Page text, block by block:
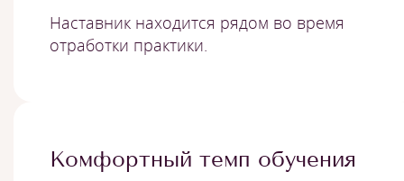
Наставник находится рядом во время
отработки практики.
Комфортный темп обучения